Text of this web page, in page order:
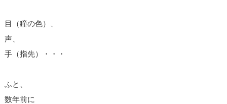
目（瞳の色）、
声、
手（指先）・・・
ふと、
数年前に